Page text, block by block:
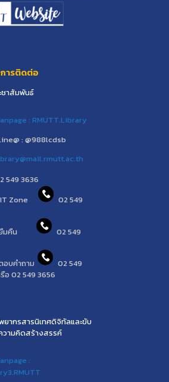
ารติดต่อ
ชาสัมพันธ์
: RMUTT.Library
: @988lcdsb
549 3636
IT Zone
02 549
ยืมคืน
02 549
อบคำถาม
02 549
อ 02 549 3656
ยากรสารนิเทศดิจิทัลและขับ
วามคิดสร้างสรรค์
: